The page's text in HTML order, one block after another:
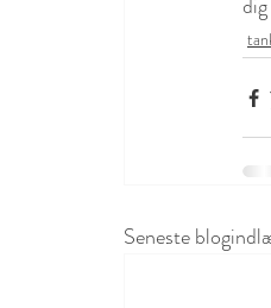
Seneste